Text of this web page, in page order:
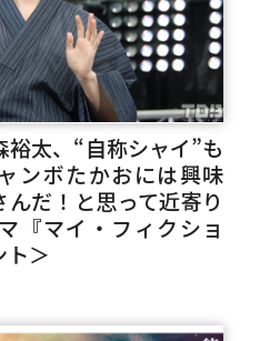
太、“自称シャイ”も
ンボたかおには興味
だ！と思って近寄り
『マイ・フィクショ
ト＞